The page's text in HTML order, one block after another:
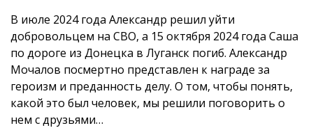
В июле 2024 года Александр решил уйти
добровольцем на СВО, а 15 октября 2024 года Саша
по дороге из Донецка в Луганск погиб. Александр
Мочалов посмертно представлен к награде за
героизм и преданность делу. О том, чтобы понять,
какой это был человек, мы решили поговорить о
нем с друзьями…